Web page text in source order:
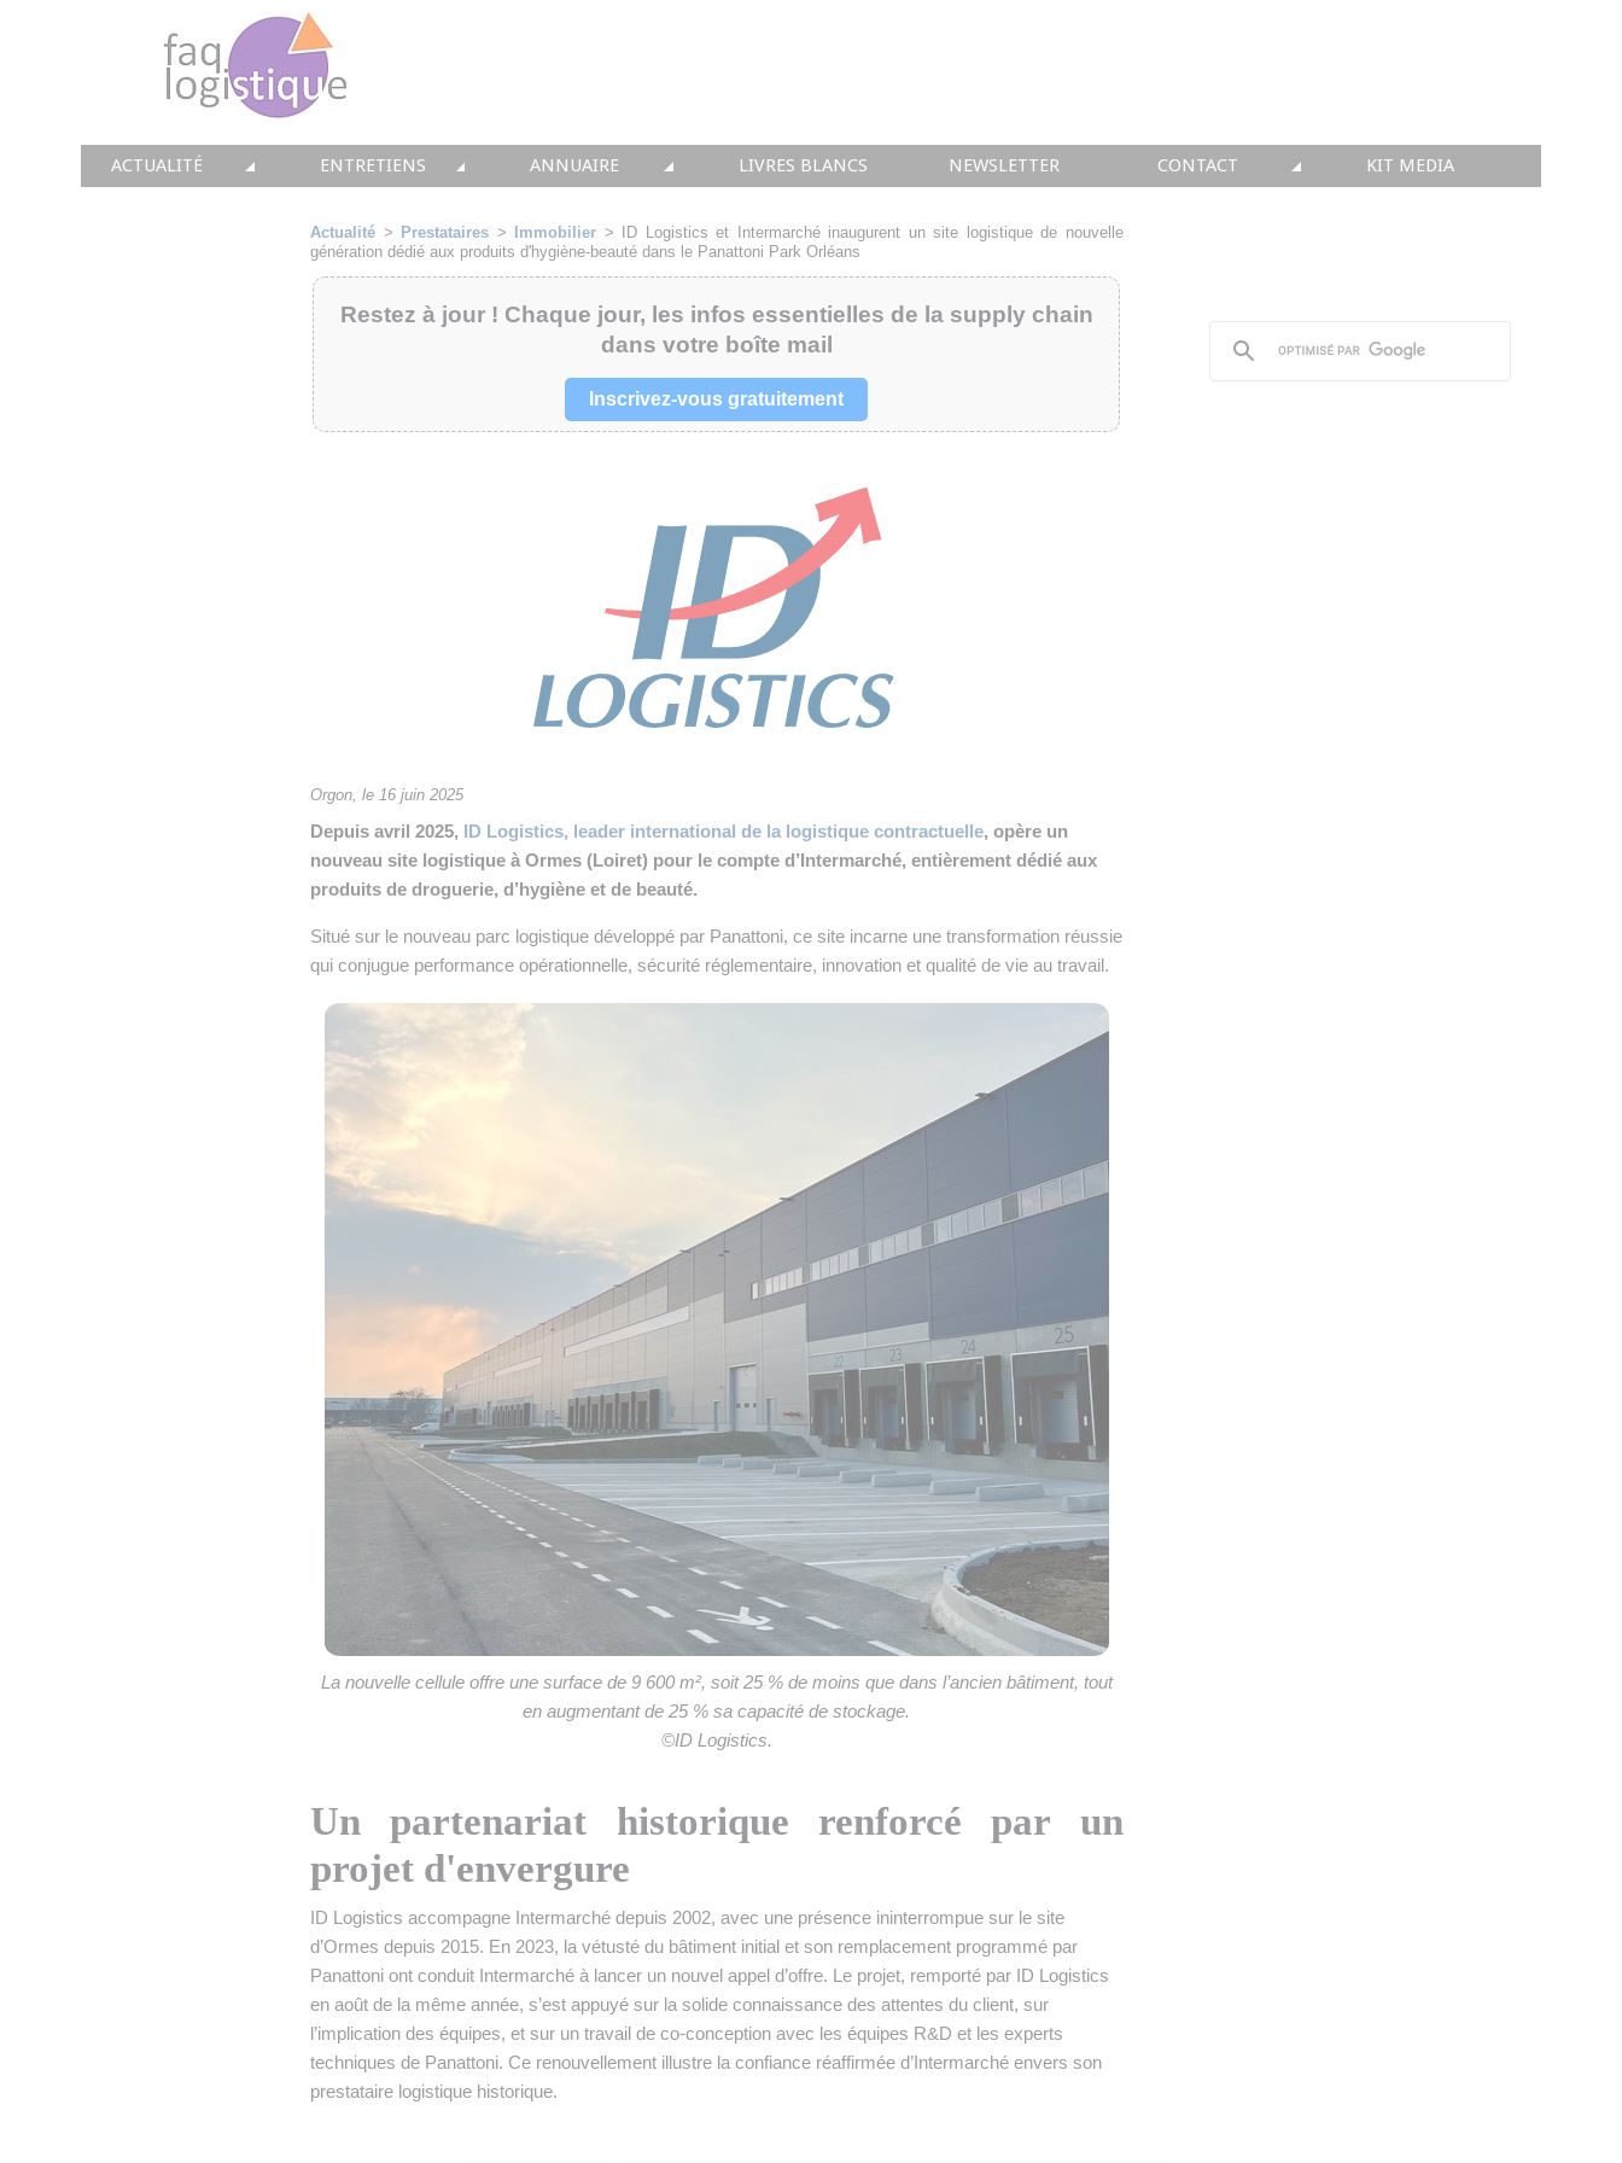
ACTUALITÉ ENTRETIENS
• TRANSPORT
• SUPPLY / CHAIN
ANNUAIRE
• SOLUTIONS
• INTEGRATION
• FORMATION
• INTRALOGISTIQUE
• PRESTATION LOGISTIQUE
• RECRUTEMENT
👉 INSCRIRE SA SOCIÉTÉ
LIVRES BLANCS NEWSLETTER CONTACT KIT MEDIA
Actualité > Prestataires > Immobilier >
ID Logistics et Intermarché inaugurent un site logistique de nouvelle
génération dédié aux produits d'hygiène-beauté dans le Panattoni Park Orléans
Restez à jour ! Chaque jour, les infos essentielles de la supply chain
dans votre boîte mail
Inscrivez-vous gratuitement
Orgon, le 16 juin 2025
Depuis avril 2025, ID Logistics, leader international de la logistique contractuelle, opère un
nouveau site logistique à Ormes (Loiret) pour le compte d’Intermarché, entièrement dédié aux
produits de droguerie, d’hygiène et de beauté.
Situé sur le nouveau parc logistique développé par Panattoni, ce site incarne une transformation réussie
qui conjugue performance opérationnelle, sécurité réglementaire, innovation et qualité de vie au travail.
La nouvelle cellule offre une surface de 9 600 m², soit 25 % de moins que dans l’ancien bâtiment, tout
en augmentant de 25 % sa capacité de stockage.
©ID Logistics.
Un partenariat historique renforcé par un
projet d'envergure
ID Logistics accompagne Intermarché depuis 2002, avec une présence ininterrompue sur le site
d’Ormes depuis 2015. En 2023, la vétusté du bâtiment initial et son remplacement programmé par
Panattoni ont conduit Intermarché à lancer un nouvel appel d’offre. Le projet, remporté par ID Logistics
en août de la même année, s’est appuyé sur la solide connaissance des attentes du client, sur
l’implication des équipes, et sur un travail de co-conception avec les équipes R&D et les experts
techniques de Panattoni. Ce renouvellement illustre la confiance réaffirmée d’Intermarché envers son
prestataire logistique historique.